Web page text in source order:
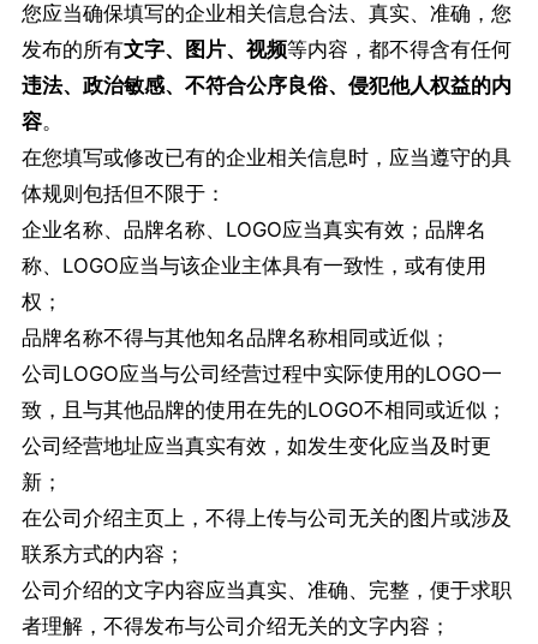
您应当确保填写的企业相关信息合法、真实、准确，您
发布的所有文字、图片、视频等内容，都不得含有任何
违法、政治敏感、不符合公序良俗、侵犯他人权益的内
容。
在您填写或修改已有的企业相关信息时，应当遵守的具
体规则包括但不限于：
企业名称、品牌名称、LOGO应当真实有效；品牌名
称、LOGO应当与该企业主体具有一致性，或有使用
权；
品牌名称不得与其他知名品牌名称相同或近似；
公司LOGO应当与公司经营过程中实际使用的LOGO一
致，且与其他品牌的使用在先的LOGO不相同或近似；
公司经营地址应当真实有效，如发生变化应当及时更
新；
在公司介绍主页上，不得上传与公司无关的图片或涉及
联系方式的内容；
公司介绍的文字内容应当真实、准确、完整，便于求职
者理解，不得发布与公司介绍无关的文字内容；